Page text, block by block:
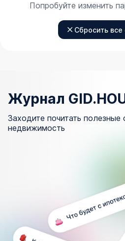
Попробуйте изменить
Сбросить
Журнал
Заходите почитать полезные
недвижимость